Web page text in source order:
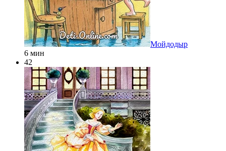
Мойдодыр
6 мин
42